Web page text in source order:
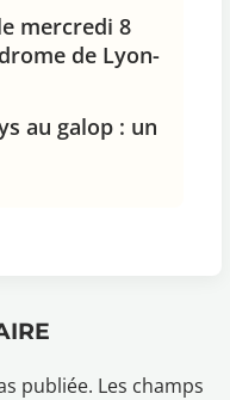
mercredi 8
de Lyon-
au galop : un
publiée. Les champs